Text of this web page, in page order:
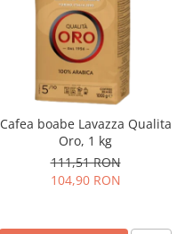
Cafea boabe Lavazza Qualita
Oro, 1 kg
111,51 RON
104,90 RON